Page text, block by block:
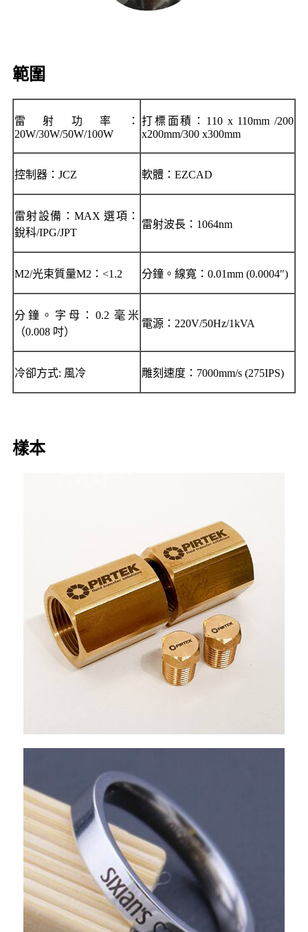
範圍
雷射功率：
20W/30W/50W/100W
打標面積：110 x 110mm /200
x200mm/300 x300mm
控制器：JCZ 軟體：EZCAD
雷射設備：MAX 選項：
銳科/IPG/JPT
雷射波長：1064nm
M2/光束質量M2：<1.2 分鐘。線寬：0.01mm (0.0004")
分鐘。字母：0.2 毫米
（0.008 吋）
電源：220V/50Hz/1kVA
冷卻方式: 風冷 雕刻速度：7000mm/s (275IPS)
樣本